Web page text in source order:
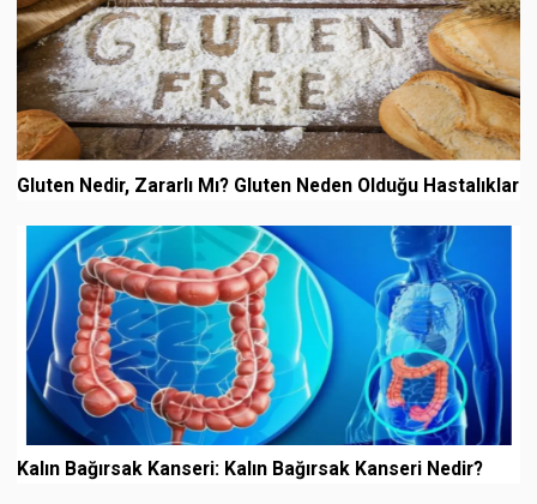
Gluten Nedir, Zararlı Mı? Gluten Neden Olduğu Hastalıklar
Kalın Bağırsak Kanseri: Kalın Bağırsak Kanseri Nedir?